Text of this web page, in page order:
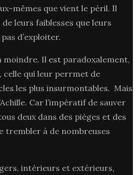
mêmes que vient le péril. Il
leurs faiblesses que leurs
d’exploiter.
moindre. Il est paradoxalement,
celle qui leur perrmet de
les plus insurmontables. Mais
Car l’impératif de sauver
deux dans des pièges et des
trembler à de nombreuses
intérieurs et extérieurs,